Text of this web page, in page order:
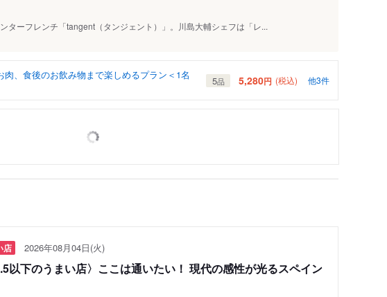
ターフレンチ「tangent（タンジェント）」。川島大輔シェフは「レ...
、食後のお飲み物まで楽しめるプラン＜1名
5品 5,280円 (税込) 他3件
店 2026年08月04日(火)
以下のうまい店〉ここは通いたい！ 現代の感性が光るスペイン